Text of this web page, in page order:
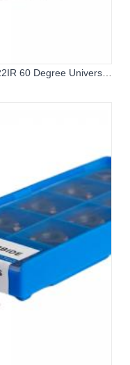
60 Degree Universal